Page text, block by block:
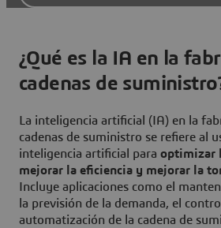
¿Qué es la IA en la
cadenas de
La inteligencia artificial (IA) en la
cadenas de suministro se refiere al
inteligencia artificial para optimizar
mejorar la eficiencia y mejorar la
Incluye aplicaciones como el
la previsión de la demanda, el
automatización de la cadena de